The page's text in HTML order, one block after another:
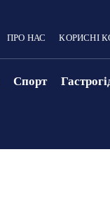
ПРО НАС КОРИСНІ
Спорт